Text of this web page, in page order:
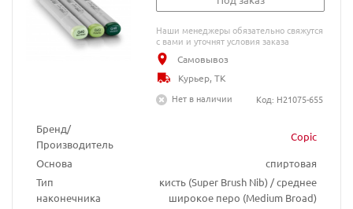
Бренд/
Производитель
Copic
Основа
спиртовая
Тип
наконечника
кисть (Super Brush Nib) / среднее
широкое перо (Medium Broad)
Наши менеджеры обязательно свяжутся
с вами и уточнят условия заказа
Самовывоз
Курьер, ТК
Нет в наличии
Код: H21075-655